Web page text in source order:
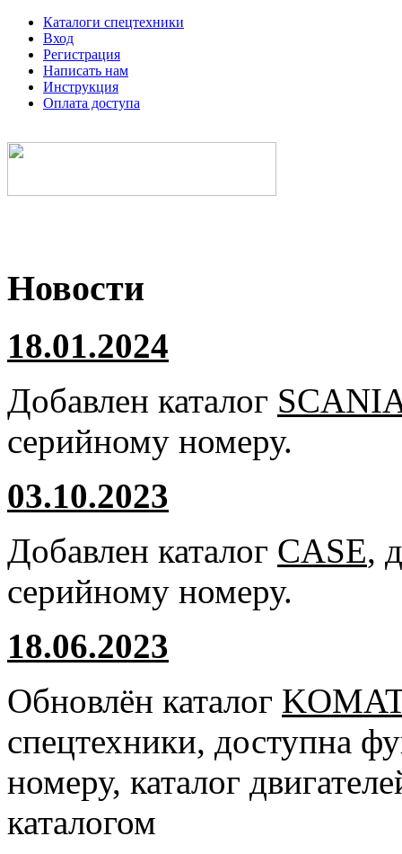
Каталоги спецтехники
Вход
Регистрация
Написать нам
Инструкция
Оплата доступа
Новости
18.01.2024
Добавлен каталог
серийному номеру.
03.10.2023
Добавлен каталог CASE,
серийному номеру.
18.06.2023
Обновлён каталог
спецтехники, доступна
номеру, каталог
каталогом